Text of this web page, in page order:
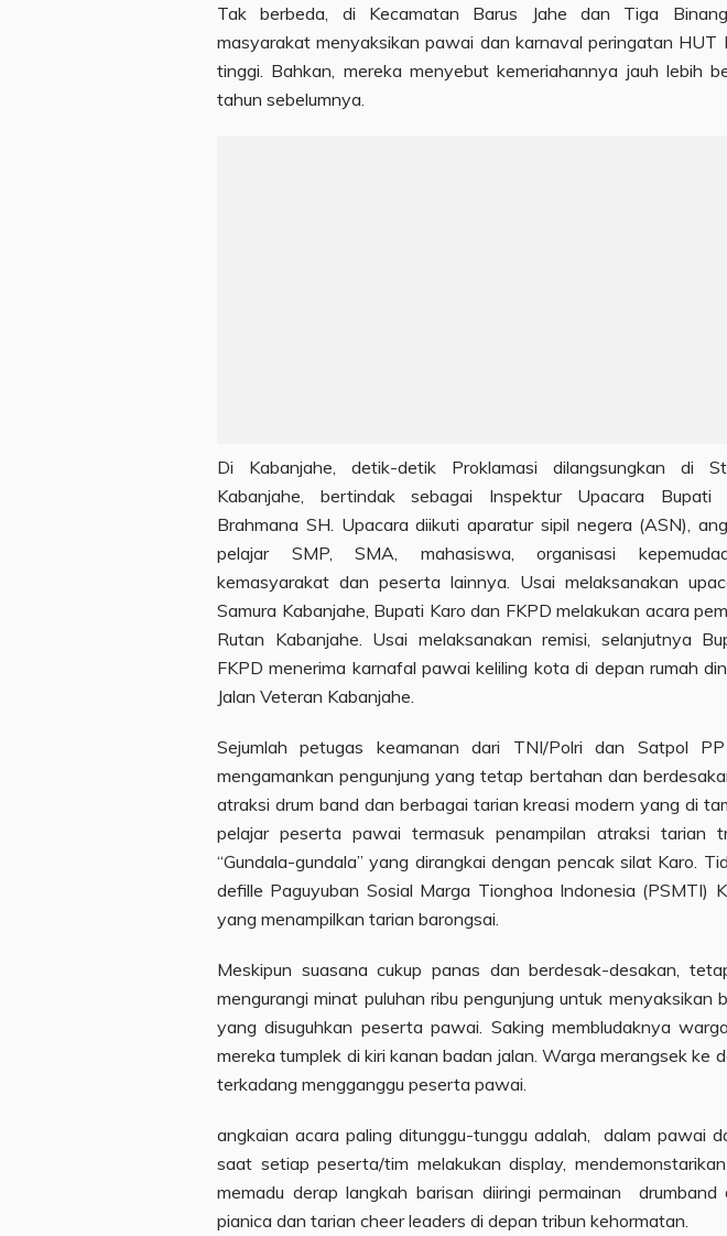
Tak berbeda, di Kecamatan Barus Jahe dan Tiga
masyarakat menyaksikan pawai dan karnaval peringatan HUT
tinggi. Bahkan, mereka menyebut kemeriahannya jauh lebih
tahun sebelumnya.
Di Kabanjahe, detik-detik Proklamasi dilangsungkan di
Kabanjahe, bertindak sebagai Inspektur Upacara Bupati
Brahmana SH. Upacara diikuti aparatur sipil negera (ASN),
pelajar SMP, SMA, mahasiswa, organisasi
kemasyarakat dan peserta lainnya. Usai melaksanakan
Samura Kabanjahe, Bupati Karo dan FKPD melakukan acara
Rutan Kabanjahe. Usai melaksanakan remisi, selanjutnya
FKPD menerima karnafal pawai keliling kota di depan rumah
Jalan Veteran Kabanjahe.
Sejumlah petugas keamanan dari TNI/Polri dan Satpol
mengamankan pengunjung yang tetap bertahan dan
atraksi drum band dan berbagai tarian kreasi modern yang di
pelajar peserta pawai termasuk penampilan atraksi tarian
“Gundala-gundala” yang dirangkai dengan pencak silat Karo.
defille Paguyuban Sosial Marga Tionghoa Indonesia (PSMTI)
yang menampilkan tarian barongsai.
Meskipun suasana cukup panas dan berdesak-desakan,
mengurangi minat puluhan ribu pengunjung untuk menyaksikan
yang disuguhkan peserta pawai. Saking membludaknya
mereka tumplek di kiri kanan badan jalan. Warga merangsek ke
terkadang mengganggu peserta pawai.
angkaian acara paling ditunggu-tunggu adalah, dalam pawai
saat setiap peserta/tim melakukan display,
memadu derap langkah barisan diiringi permainan drumband
pianica dan tarian cheer leaders di depan tribun kehormatan.